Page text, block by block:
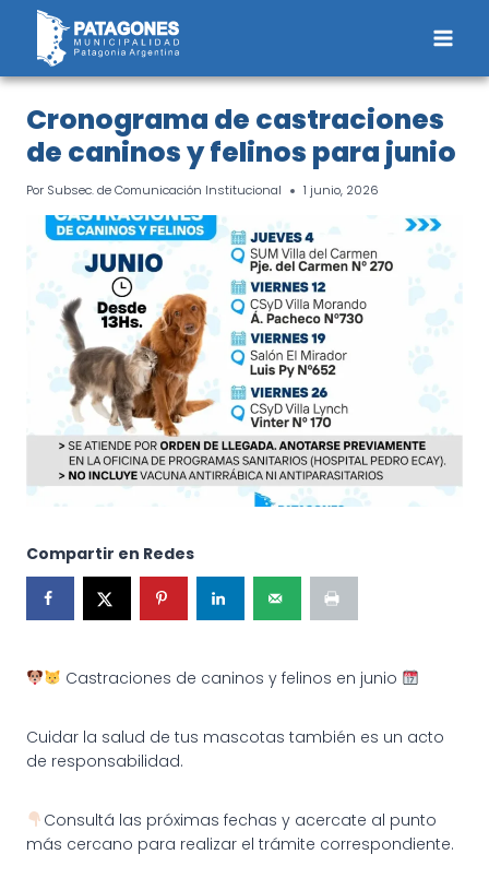
Saltar
contenido
Cronograma de castraciones
de caninos y felinos para junio
Por Subsec. de Comunicación Institucional 1 junio, 2026
Compartir en Redes
Castraciones de caninos y felinos en junio
Cuidar la salud de tus mascotas también es un acto
de responsabilidad.
Consultá las próximas fechas y acercate al punto
más cercano para realizar el trámite correspondiente.